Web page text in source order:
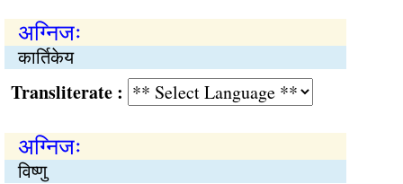
अग्निजः
कार्तिकेय
:
अग्निजः
विष्णु